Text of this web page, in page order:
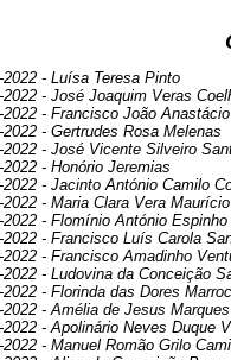
2022 - Luísa Teresa Pinto
2022 - José Joaquim Veras
2022 - Francisco João
2022 - Gertrudes Rosa Melenas
2022 - José Vicente Silveiro
2022 - Honório Jeremias
2022 - Jacinto António Camilo
2022 - Maria Clara Vera
2022 - Flomínio António Espinho
2022 - Francisco Luís Carola
2022 - Francisco Amadinho
2022 - Ludovina da Conceição
2022 - Florinda das Dores
2022 - Amélia de Jesus
2022 - Apolinário Neves Duque
2022 - Manuel Romão Grilo